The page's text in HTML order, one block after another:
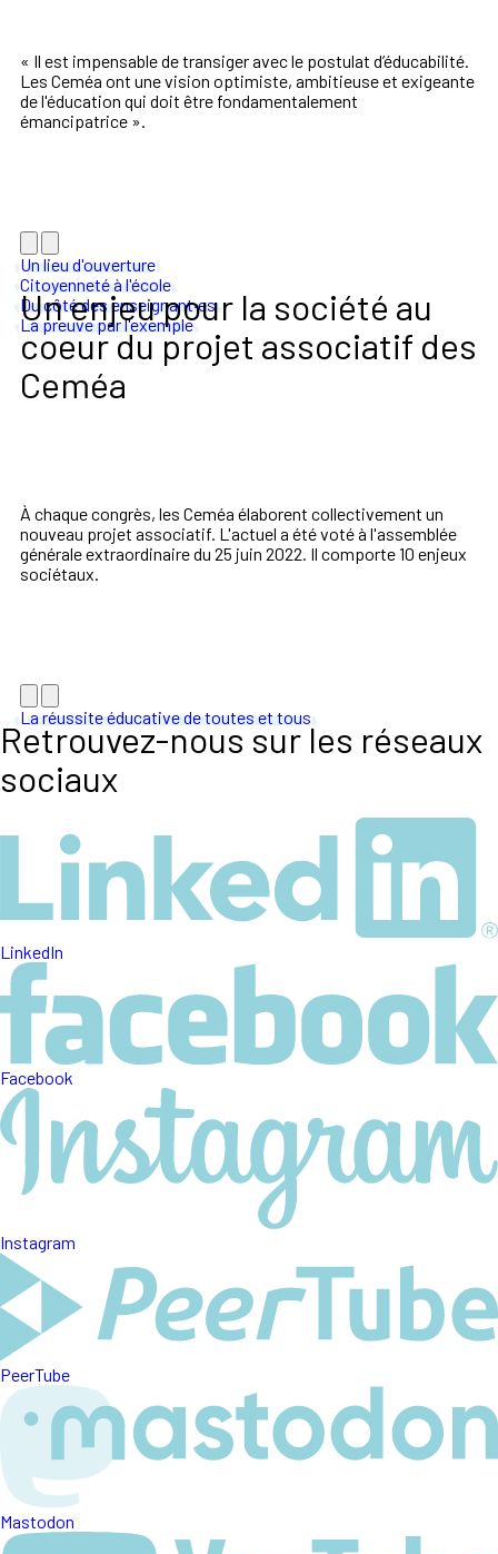
« Il est impensable de transiger avec le postulat d’éducabilité.
Les Ceméa ont une vision optimiste, ambitieuse et exigeante
de l'éducation qui doit être fondamentalement
émancipatrice ».
Un lieu d'ouverture
Citoyenneté à l'école
Du côté des enseignant·es
La preuve par l'exemple
Un enjeu pour la société au
coeur du projet associatif des
Ceméa
À chaque congrès, les Ceméa élaborent collectivement un
nouveau projet associatif. L'actuel a été voté à l'assemblée
générale extraordinaire du 25 juin 2022. Il comporte 10 enjeux
sociétaux.
La réussite éducative de toutes et tous
Retrouvez-nous sur les réseaux
sociaux
LinkedIn
Facebook
Instagram
PeerTube
Mastodon